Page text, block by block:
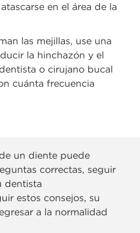
en el área de la
las mejillas, use una
la hinchazón y el
o cirujano bucal
cuánta frecuencia
un diente puede
correctas, seguir
dentista
estos consejos, su
a la normalidad